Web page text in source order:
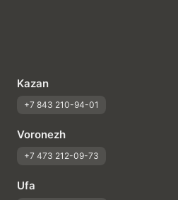
Kazan
+7 843 210-94-01
Voronezh
+7 473 212-09-73
Ufa